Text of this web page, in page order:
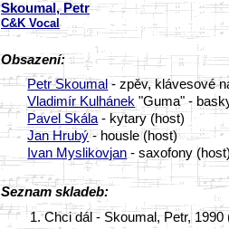
Skoumal, Petr
C&K Vocal
Obsazení:
Petr Skoumal- zpěv, klávesové
Vladimír Kulhánek "Guma" -
Pavel Skála - kytary (host)
Jan Hrubý- housle (host)
Ivan Myslikovjan - saxofony (host)
Seznam skladeb:
1. Chci dál - Skoumal, Petr,